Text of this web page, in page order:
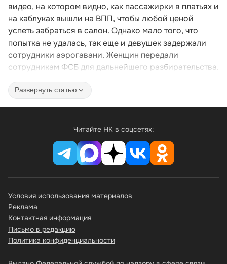
видео, на котором видно, как пассажирки в платьях и
на каблуках вышли на ВПП, чтобы любой ценой
успеть забраться в салон. Однако мало того, что
попытка не удалась, так еще и девушек задержали
сотрудники аэрогавани. Женщин передали
сотрудникам ФСБ для дальнейшего разбирательства.
Развернуть статью
Читайте НК в соцсетях:
Условия использования материалов
Реклама
Контактная информация
Письмо в редакцию
Политика конфиденциальности